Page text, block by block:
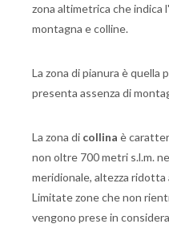
zona altimetrica che indica
montagna e colline.
La zona di pianura è quella
presenta assenza di
La zona di collina è
non oltre 700 metri s.l.m.
meridionale, altezza ridotta
Limitate zone che non
vengono prese in